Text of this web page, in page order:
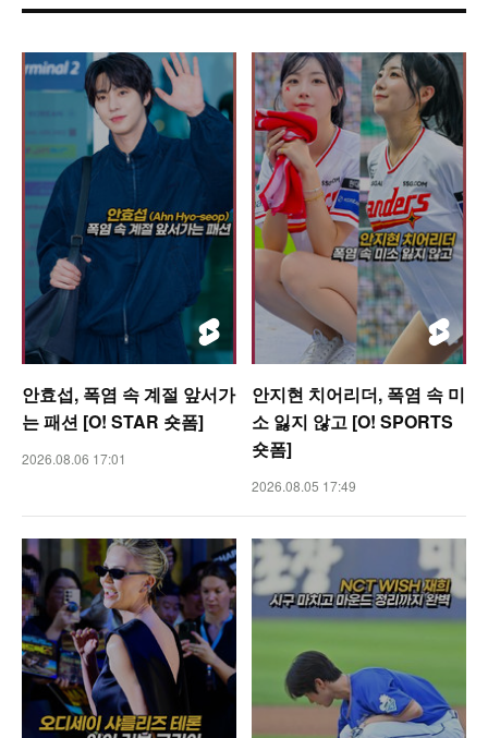
안효섭, 폭염 속 계절 앞서가
는 패션 [O! STAR 숏폼]
2026.08.06 17:01
안지현 치어리더, 폭염 속 미
소 잃지 않고 [O! SPORTS
숏폼]
2026.08.05 17:49